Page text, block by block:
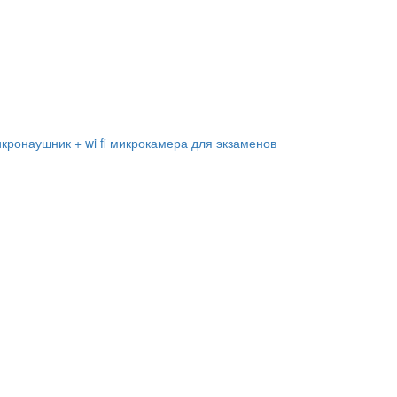
+ wi fi микрокамера для экзаменов